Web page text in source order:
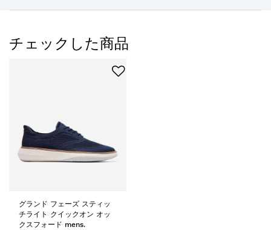
チェックした商品
グランド フェーズ スティッ
チライト クイックオン オッ
クスフォード mens.